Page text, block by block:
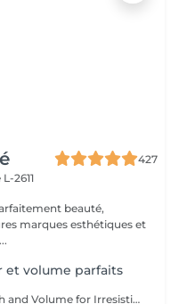
427
2611
beauté,
et volume parfaits
Eyelash Extensions: Perfect Length and Volume for Irresistible Eyes Discover the secret to captivating eyes with our eyelash extensions. Designed to offer both length and volume, these extensions transform your look. Ideal Length: The lashes are carefully selected to provide the perfect length, creating a look of elongated and elegant lashes that open and define your eyes. Luminous Volume: Using advanced techniques, we add volume to your natural lashes for a dense and luxurious effect without weighing down your eyes. Seductive Gaze: Enjoy an irresistible look that enhances your eyes with increased intensity and depth, perfect for any occasion. The lashes are applied with precision by our experts, including masters Liseta, Fatima, and Deborah. Their experience ensures a flawless and long-lasting result. Indulge in the luxury of radiant beauty and make your eyes shine like never before.